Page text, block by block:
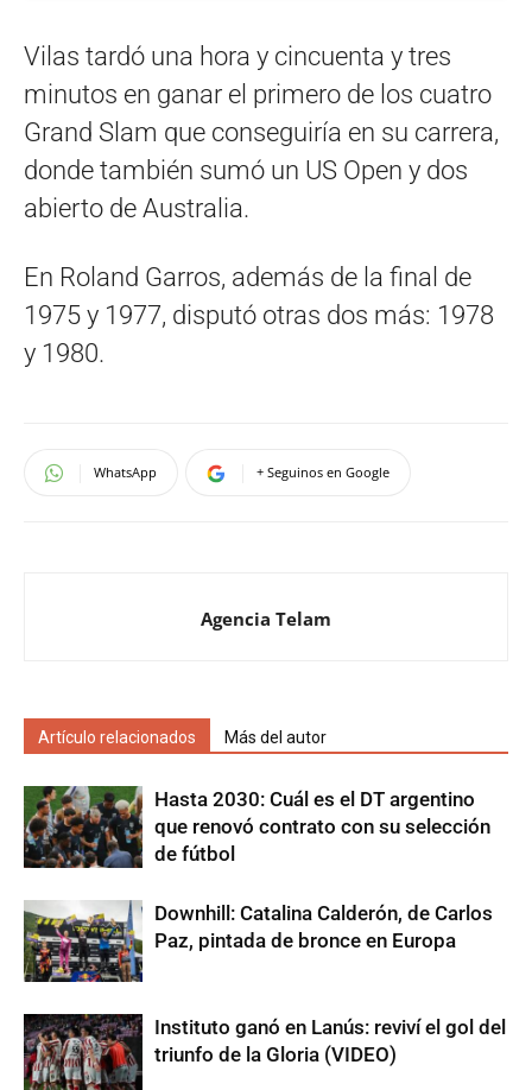
Vilas tardó una hora y cincuenta y tres
minutos en ganar el primero de los cuatro
Grand Slam que conseguiría en su carrera,
donde también sumó un US Open y dos
abierto de Australia.
En Roland Garros, además de la final de
1975 y 1977, disputó otras dos más: 1978
y 1980.
WhatsApp + Seguinos en Google
Agencia Telam
Artículo relacionados Más del autor
Hasta 2030: Cuál es el DT argentino
que renovó contrato con su selección
de fútbol
Downhill: Catalina Calderón, de Carlos
Paz, pintada de bronce en Europa
Instituto ganó en Lanús: reviví el gol del
triunfo de la Gloria (VIDEO)